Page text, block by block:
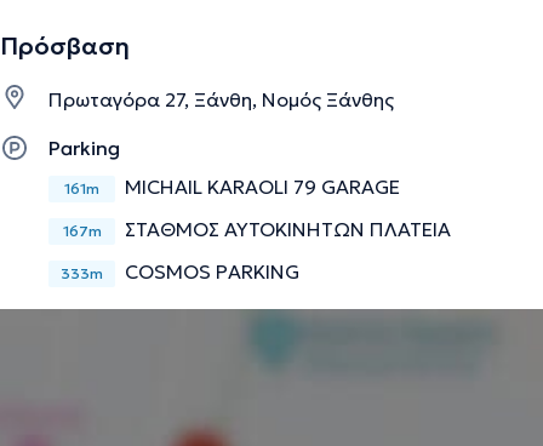
Πρόσβαση
Πρωταγόρα 27, Ξάνθη, Νομός Ξάνθης
Parking
161m MICHAIL KARAOLI 79 GARAGE
167m ΣΤΑΘΜΟΣ ΑΥΤΟΚΙΝΗΤΩΝ ΠΛΑΤΕΙΑ
333m COSMOS PARKING